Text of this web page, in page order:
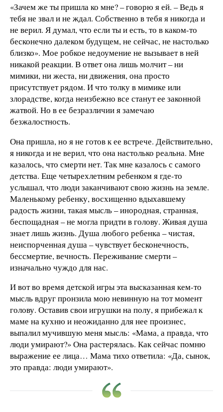
«Зачем же ты пришла ко мне? – говорю я ей. – Ведь я
тебя не звал и не ждал. Собственно в тебя я никогда и
не верил. Я думал, что если ты и есть, то в каком-то
бесконечно далеком будущем, не сейчас, не настолько
близко». Мое робкое недоумение не вызывает в ней
никакой реакции. В ответ она лишь молчит – ни
мимики, ни жеста, ни движения, она просто
присутствует рядом. И что толку в мимике или
злорадстве, когда неизбежно все станут ее законной
жатвой. Но в ее безразличии я замечаю
безжалостность.
Она пришла, но я не готов к ее встрече. Действительно,
я никогда и не верил, что она настолько реальна. Мне
казалось, что смерти нет. Так мне казалось с самого
детства. Еще четырехлетним ребенком я где-то
услышал, что люди заканчивают свою жизнь на земле.
Маленькому ребенку, восхищенно вдыхавшему
радость жизни, такая мысль – инородная, странная,
беспощадная – не могла придти в голову. Живая душа
знает лишь жизнь. Душа любого ребенка – чистая,
неиспорченная душа – чувствует бесконечность,
бессмертие, вечность. Переживание смерти –
изначально чуждо для нас.
И вот во время детской игры эта высказанная кем-то
мысль вдруг пронзила мою невинную на тот момент
голову. Оставив свои игрушки на полу, я прибежал к
маме на кухню и неожиданно для нее произнес,
выпалил мучившую меня мысль: «Мама, а правда, что
люди умирают?» Она растерялась. Как сейчас помню
выражение ее лица… Мама тихо ответила: «Да, сынок,
это правда: люди умирают».